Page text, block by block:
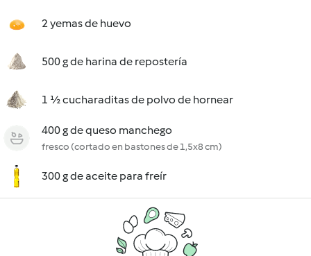
2 yemas de huevo
500 g de harina de repostería
1 ½ cucharaditas de polvo de hornear
400 g de queso manchego
fresco (cortado en bastones de 1,5x8 cm)
300 g de aceite para freír